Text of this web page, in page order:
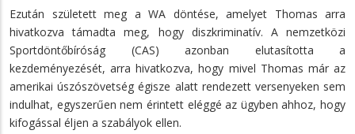
Ezután született meg a WA döntése, amelyet Thomas arra
hivatkozva támadta meg, hogy diszkriminatív. A nemzetközi
Sportdöntőbíróság (CAS) azonban elutasította a
kezdeményezését, arra hivatkozva, hogy mivel Thomas már az
amerikai úszószövetség égisze alatt rendezett versenyeken sem
indulhat, egyszerűen nem érintett eléggé az ügyben ahhoz, hogy
kifogással éljen a szabályok ellen.